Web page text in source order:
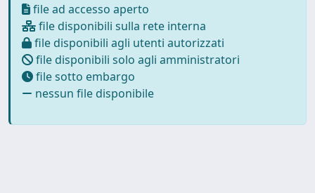
file ad accesso aperto
file disponibili sulla rete interna
file disponibili agli utenti autorizzati
file disponibili solo agli amministratori
file sotto embargo
nessun file disponibile